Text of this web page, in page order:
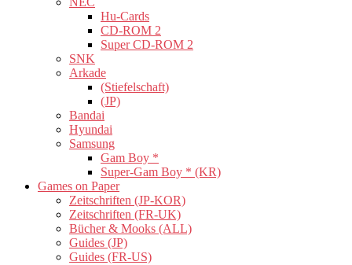
Hu-Cards
CD-ROM 2
Super CD-ROM 2
SNK
Arkade
(Stiefelschaft)
(JP)
Bandai
Hyundai
Samsung
Gam Boy *
Super-Gam Boy * (KR)
Games on Paper
Zeitschriften (JP-KOR)
Zeitschriften (FR-UK)
Bücher & Mooks (ALL)
Guides (JP)
Guides (FR-US)